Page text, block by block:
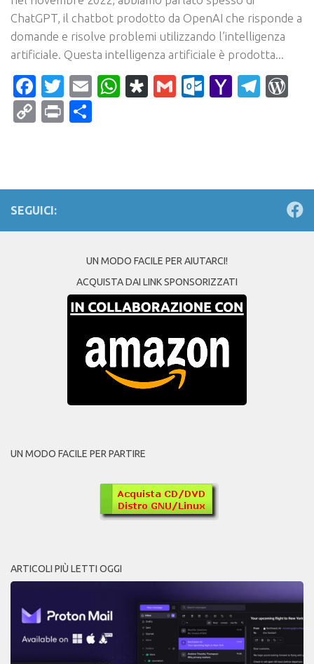
ChatGPT, il chatbot prodotto da OpenAI che risponde a
domande e risolve problemi utilizzando l’intelligenza
artificiale. Questa intelligenza artificiale è prodotta...
Facebook
Twitter
EmailWhatsApp
Diaspora
Gmail Yahoo
CopyPrint
SEGUICI:
UN MODO FACILE PER AIUTARCI!
ACQUISTA DAI LINK SPONSORIZZATI
UN MODO FACILE PER PARTIRE
ARTICOLI PIÙ LETTI OGGI